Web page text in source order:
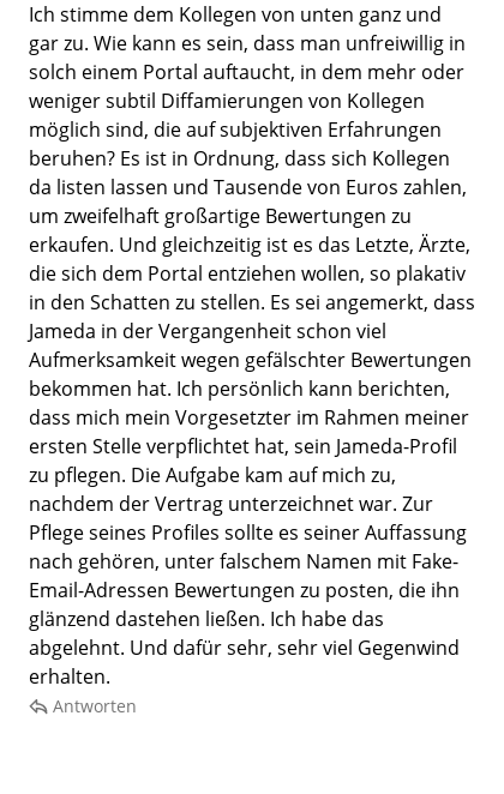
Ich stimme dem Kollegen von unten ganz und
gar zu. Wie kann es sein, dass man unfreiwillig in
solch einem Portal auftaucht, in dem mehr oder
weniger subtil Diffamierungen von Kollegen
möglich sind, die auf subjektiven Erfahrungen
beruhen? Es ist in Ordnung, dass sich Kollegen
da listen lassen und Tausende von Euros zahlen,
um zweifelhaft großartige Bewertungen zu
erkaufen. Und gleichzeitig ist es das Letzte, Ärzte,
die sich dem Portal entziehen wollen, so plakativ
in den Schatten zu stellen. Es sei angemerkt, dass
Jameda in der Vergangenheit schon viel
Aufmerksamkeit wegen gefälschter Bewertungen
bekommen hat. Ich persönlich kann berichten,
dass mich mein Vorgesetzter im Rahmen meiner
ersten Stelle verpflichtet hat, sein Jameda-Profil
zu pflegen. Die Aufgabe kam auf mich zu,
nachdem der Vertrag unterzeichnet war. Zur
Pflege seines Profiles sollte es seiner Auffassung
nach gehören, unter falschem Namen mit Fake-
Email-Adressen Bewertungen zu posten, die ihn
glänzend dastehen ließen. Ich habe das
abgelehnt. Und dafür sehr, sehr viel Gegenwind
erhalten.
Antworten